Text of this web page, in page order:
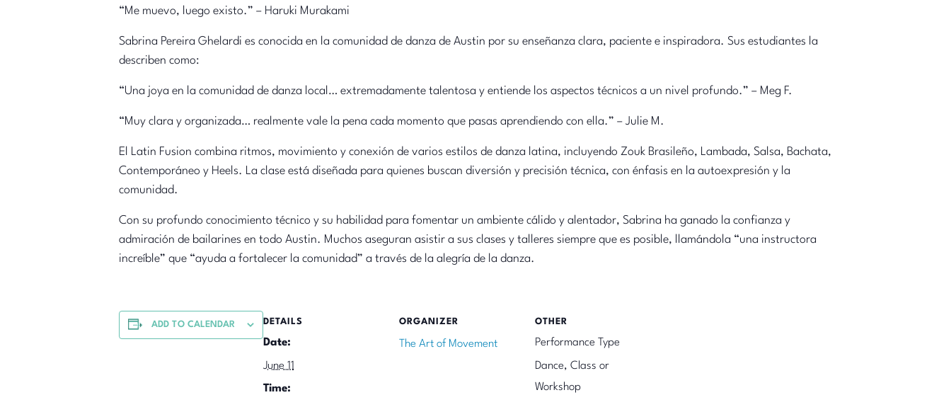
“Me muevo, luego existo.” – Haruki Murakami
Sabrina Pereira Ghelardi es conocida en la comunidad de danza de Austin por su enseñanza clara, paciente e inspiradora. Sus estudiantes la
describen como:
“Una joya en la comunidad de danza local… extremadamente talentosa y entiende los aspectos técnicos a un nivel profundo.” – Meg F.
“Muy clara y organizada… realmente vale la pena cada momento que pasas aprendiendo con ella.” – Julie M.
El Latin Fusion combina ritmos, movimiento y conexión de varios estilos de danza latina, incluyendo Zouk Brasileño, Lambada, Salsa, Bachata,
Contemporáneo y Heels. La clase está diseñada para quienes buscan diversión y precisión técnica, con énfasis en la autoexpresión y la
comunidad.
Con su profundo conocimiento técnico y su habilidad para fomentar un ambiente cálido y alentador, Sabrina ha ganado la confianza y
admiración de bailarines en todo Austin. Muchos aseguran asistir a sus clases y talleres siempre que es posible, llamándola “una instructora
increíble” que “ayuda a fortalecer la comunidad” a través de la alegría de la danza.
ADD TO CALENDAR DETAILS
Date:
June 11
Time:
ORGANIZER
The Art of Movement
OTHER
Performance Type
Dance, Class or
Workshop